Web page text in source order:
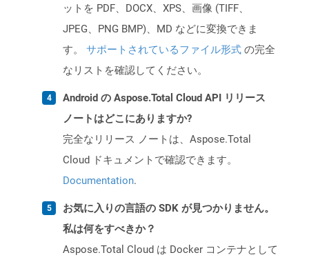
ットを PDF、DOCX、XPS、画像 (TIFF、
JPEG、PNG BMP)、MD などに変換できま
す。 サポートされているファイル形式 の完全
なリストを確認してください。
Android の Aspose.Total Cloud API リリース
ノートはどこにありますか?
完全なリリース ノートは、Aspose.Total
Cloud ドキュメントで確認できます。
Documentation.
お気に入りの言語の SDK が見つかりません。
私は何をすべきか？
Aspose.Total Cloud は Docker コンテナとして